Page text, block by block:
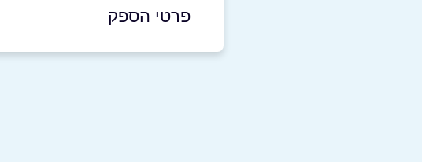
פרטי הספק